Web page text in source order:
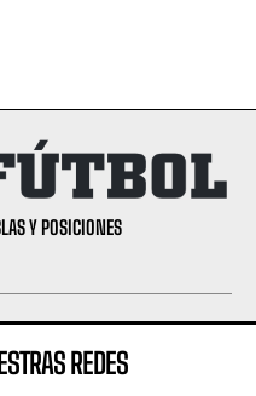
Y POSICIONES
REDES